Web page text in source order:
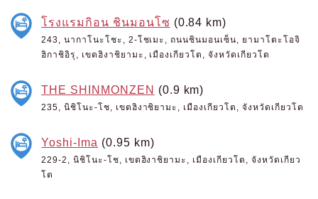
โรงแรมกิอน ชินมอนโซ (0.84 km)
243, นากาโนะโชะ, 2-โชเมะ, ถนนชินมอนเซ็น, ยามาโตะโอจิ
ฮิกาชิอิรุ, เขตฮิงาชิยามะ, เมืองเกียวโต, จังหวัดเกียวโต
THE SHINMONZEN (0.9 km)
235, นิชิโนะ-โช, เขตฮิงาชิยามะ, เมืองเกียวโต, จังหวัดเกียวโต
Yoshi-Ima (0.95 km)
229-2, นิชิโนะ-โช, เขตฮิงาชิยามะ, เมืองเกียวโต, จังหวัดเกียว
โต